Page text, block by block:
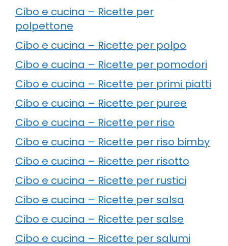
Cibo e cucina – Ricette per
polpettone
Cibo e cucina – Ricette per polpo
Cibo e cucina – Ricette per pomodori
Cibo e cucina – Ricette per primi piatti
Cibo e cucina – Ricette per puree
Cibo e cucina – Ricette per riso
Cibo e cucina – Ricette per riso bimby
Cibo e cucina – Ricette per risotto
Cibo e cucina – Ricette per rustici
Cibo e cucina – Ricette per salsa
Cibo e cucina – Ricette per salse
Cibo e cucina – Ricette per salumi